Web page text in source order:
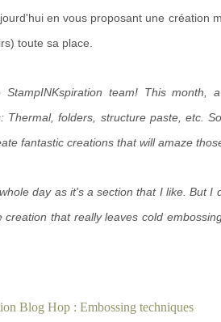
en vous proposant une création
toute sa place.
team! This month,
Thermal, folders, structure paste, etc.
fantastic creations that will amaze
day as it's a section that I like. But I
that really leaves cold